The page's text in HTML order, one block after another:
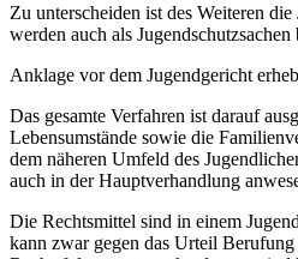
Zu unterscheiden ist des Weiteren
werden auch als Jugendschutzsachen
Anklage vor dem Jugendgericht
Das gesamte Verfahren ist darauf
Lebensumstände sowie die
dem näheren Umfeld des
auch in der Hauptverhandlung
Die Rechtsmittel sind in einem
kann zwar gegen das Urteil